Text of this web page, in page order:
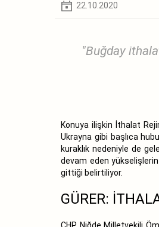
22.10.2020
"Buğday
Konuya ilişkin İthalat
Ukrayna gibi başlıca
kuraklık nedeniyle de
devam eden
gittiği belirtiliyor.
GÜRER:
CHP Niğde Milletvekili